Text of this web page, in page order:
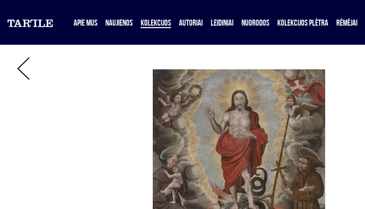
APIE MUS NAUJIENOS KOLEKCIJOS AUTORIAI LEIDINIAI NUORODOS KOLEKCIJOS PLĖTRA RĖMĖJAI